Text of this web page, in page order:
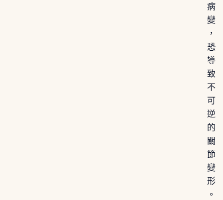
病
變
，
恐
導
致
不
可
逆
的
關
節
變
形
。